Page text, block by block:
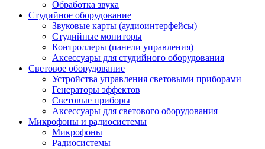
Обработка звука
Студийное оборудование
Звуковые карты (аудиоинтерфейсы)
Студийные мониторы
Контроллеры (панели управления)
Аксессуары для студийного оборудования
Световое оборудование
Устройства управления световыми приборами
Генераторы эффектов
Световые приборы
Аксессуары для светового оборудования
Микрофоны и радиосистемы
Микрофоны
Радиосистемы